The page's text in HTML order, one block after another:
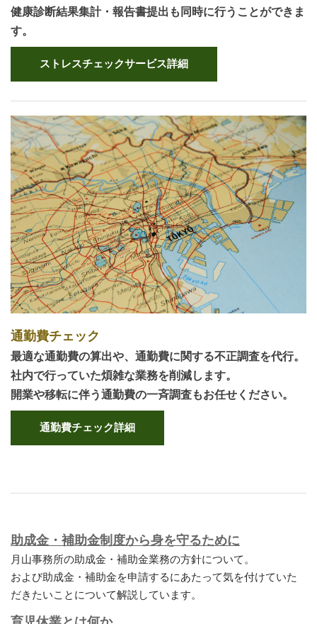
健康診断結果集計・報告書提出も同時に行うことができま
す。
ストレスチェックサービス詳細
通勤費チェック
最適な通勤費の算出や、通勤費に関する不正調査を代行。
社内で行っていた煩雑な業務を削減します。
開業や移転に伴う通勤費の一斉調査もお任せください。
通勤費チェック詳細
助成金・補助金制度から身を守るために
月山事務所の助成金・補助金業務の方針について。
および助成金・補助金を申請するにあたって気を付けていた
だきたいことについて解説しています。